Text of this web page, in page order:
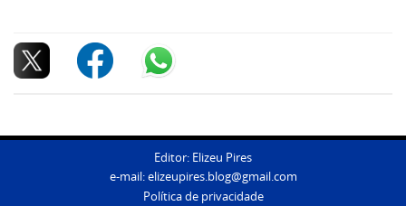
Editor: Elizeu Pires
e-mail:elizeupires.blog@gmail.com
Política de privacidade